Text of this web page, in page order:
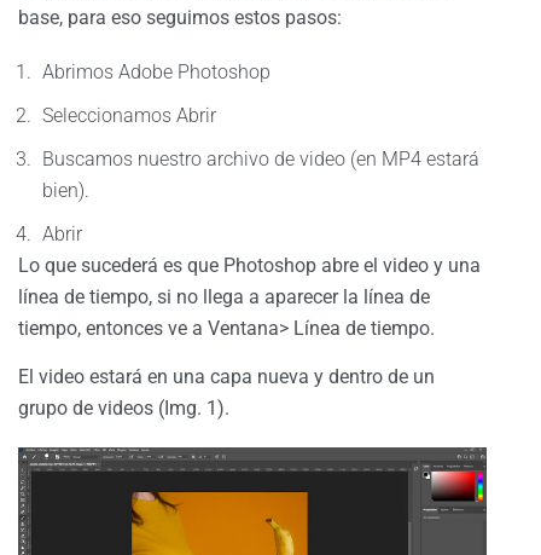
base, para eso seguimos estos pasos:
Abrimos Adobe Photoshop
Seleccionamos Abrir
Buscamos nuestro archivo de video (en MP4 estará
bien).
Abrir
Lo que sucederá es que Photoshop abre el video y una
línea de tiempo, si no llega a aparecer la línea de
tiempo, entonces ve a Ventana> Línea de tiempo.
El video estará en una capa nueva y dentro de un
grupo de videos (Img. 1).